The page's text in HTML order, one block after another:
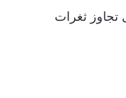
على تجاوز ثغرات